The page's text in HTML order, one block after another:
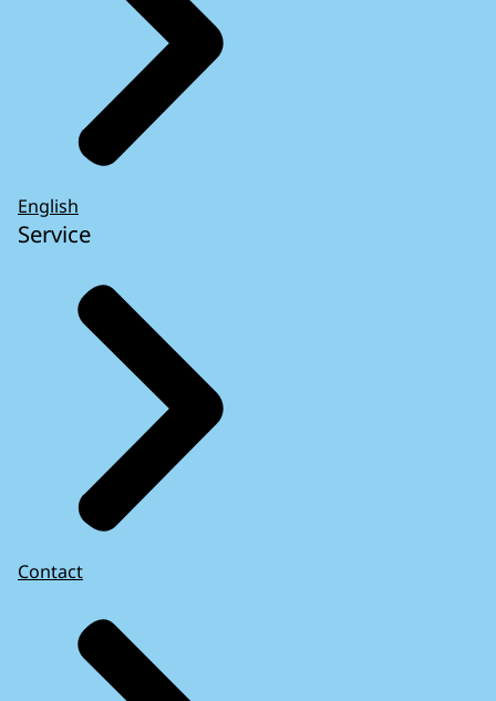
English
Service
Contact